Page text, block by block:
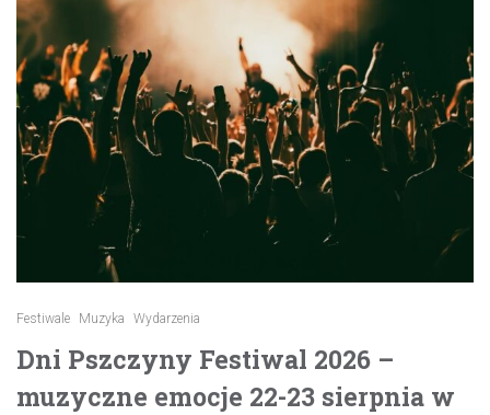
Festiwale Muzyka Wydarzenia
Dni Pszczyny Festiwal 2026 –
muzyczne emocje 22-23 sierpnia w